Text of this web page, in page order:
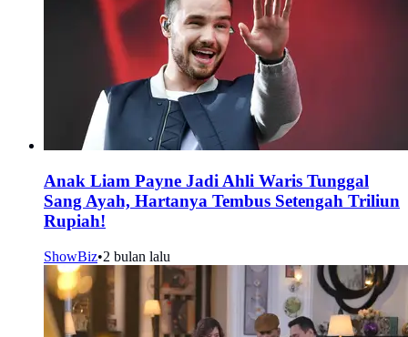
Anak Liam Payne Jadi Ahli Waris Tunggal
Sang Ayah, Hartanya Tembus Setengah Triliun
Rupiah!
ShowBiz•2 bulan lalu